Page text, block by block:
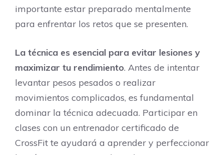
importante estar preparado mentalmente
para enfrentar los retos que se presenten.
La técnica es esencial para evitar lesiones y
maximizar tu rendimiento. Antes de intentar
levantar pesos pesados o realizar
movimientos complicados, es fundamental
dominar la técnica adecuada. Participar en
clases con un entrenador certificado de
CrossFit te ayudará a aprender y perfeccionar